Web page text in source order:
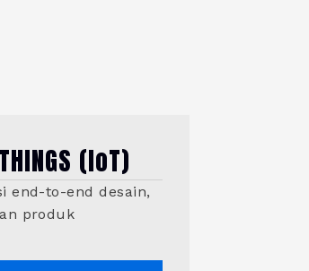
(IoT)
end-to-end desain,
produk